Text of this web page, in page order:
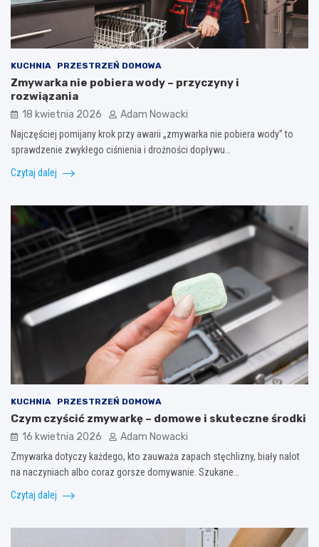
KUCHNIA PRZESTRZEŃ DOMOWA
Zmywarka nie pobiera wody – przyczyny i
rozwiązania
18 kwietnia 2026 Adam Nowacki
Najczęściej pomijany krok przy awarii „zmywarka nie pobiera wody” to
sprawdzenie zwykłego ciśnienia i drożności dopływu…
Czytaj dalej
KUCHNIA PRZESTRZEŃ DOMOWA
Czym czyścić zmywarkę – domowe i skuteczne środki
16 kwietnia 2026 Adam Nowacki
Zmywarka dotyczy każdego, kto zauważa zapach stęchlizny, biały nalot
na naczyniach albo coraz gorsze domywanie. Szukane…
Czytaj dalej